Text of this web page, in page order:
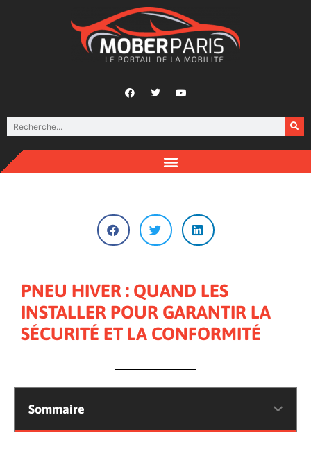
PNEU HIVER : QUAND LES
INSTALLER POUR GARANTIR LA
SÉCURITÉ ET LA CONFORMITÉ
Sommaire